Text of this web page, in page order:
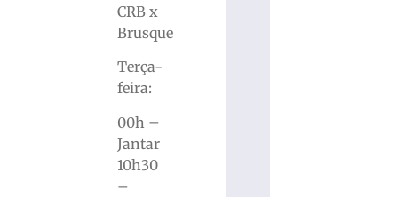
CRB x
Brusque
Terça-
feira:
00h –
Jantar
10h30
–